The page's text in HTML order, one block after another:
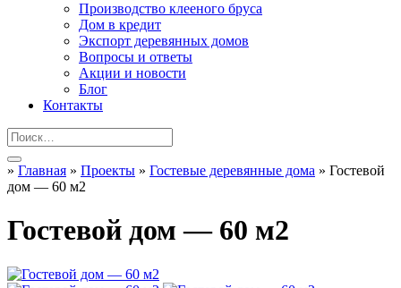
Производство клееного бруса
Дом в кредит
Экспорт деревянных домов
Вопросы и ответы
Акции и новости
Блог
Контакты
» Главная » Проекты » Гостевые деревянные дома » Гостевой
дом — 60 м2
Гостевой дом — 60 м2